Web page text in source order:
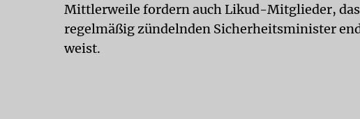
Mittlerweile fordern auch Likud-Mitglieder,
regelmäßig zündelnden Sicherheitsminister
weist.